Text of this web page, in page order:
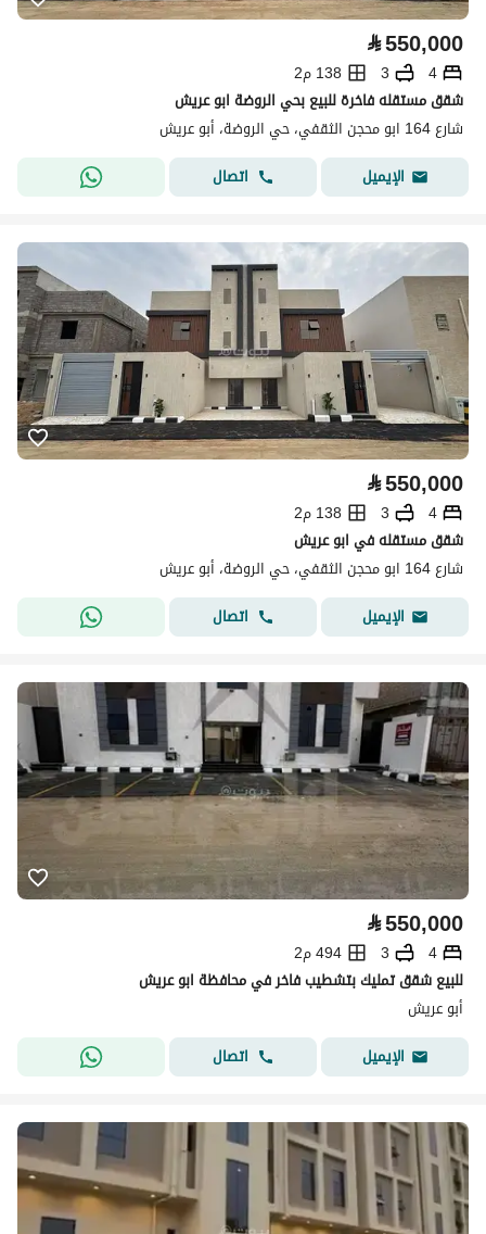
⃁550,000
4
3
138 م2
شقق مستقله فاخرة للبيع بحي الروضة ابو عريش
شارع 164 ابو محجن الثقفي، حي الروضة، أبو عريش
الإيميل
اتصال
⃁550,000
4
3
138 م2
شقق مستقله في ابو عريش
شارع 164 ابو محجن الثقفي، حي الروضة، أبو عريش
الإيميل
اتصال
⃁550,000
4
3
494 م2
للبيع شقق تمليك بتشطيب فاخر في محافظة ابو عريش
أبو عريش
الإيميل
اتصال